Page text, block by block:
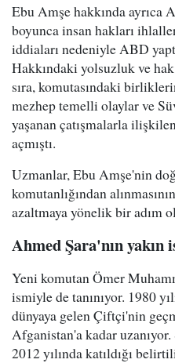
Ebu Amşe hakkında ayrıca
boyunca insan hakları
iddiaları nedeniyle ABD
Hakkındaki yolsuzluk ve
sıra, komutasındaki
mezhep temelli olaylar ve
yaşanan çatışmalarla
açmıştı.
Uzmanlar, Ebu Amşe'nin
komutanlığından
azaltmaya yönelik bir adım
Ahmed Şara'nın
Yeni komutan Ömer
ismiyle de tanınıyor. 1980
dünyaya gelen Çiftçi'nin
Afganistan'a kadar
2012 yılında katıldığı